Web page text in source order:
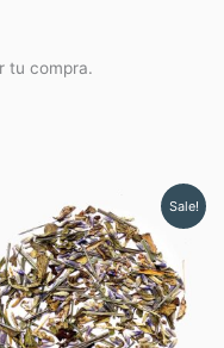
tu compra.
Sale!
de
precios:
desde
$ 3.57
hasta
$ 11.91
Este
Las